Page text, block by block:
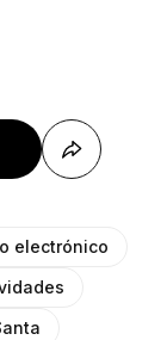
electrónico